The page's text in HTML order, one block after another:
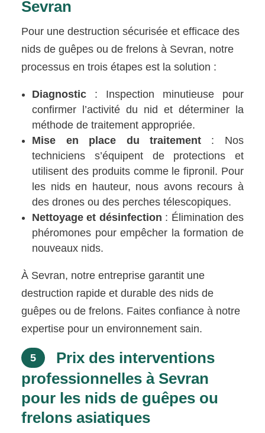
Sevran
Pour une destruction sécurisée et efficace des
nids de guêpes ou de frelons à Sevran, notre
processus en trois étapes est la solution :
Diagnostic : Inspection minutieuse pour
confirmer l’activité du nid et déterminer la
méthode de traitement appropriée.
Mise en place du traitement: Nos
techniciens s’équipent de protections et
utilisent des produits comme le fipronil. Pour
les nids en hauteur, nous avons recours à
des drones ou des perches télescopiques.
Nettoyage et désinfection : Élimination des
phéromones pour empêcher la formation de
nouveaux nids.
À Sevran, notre entreprise garantit une
destruction rapide et durable des nids de
guêpes ou de frelons. Faites confiance à notre
expertise pour un environnement sain.
5
Prix des interventions
professionnelles à Sevran
pour les nids de guêpes ou
frelons asiatiques